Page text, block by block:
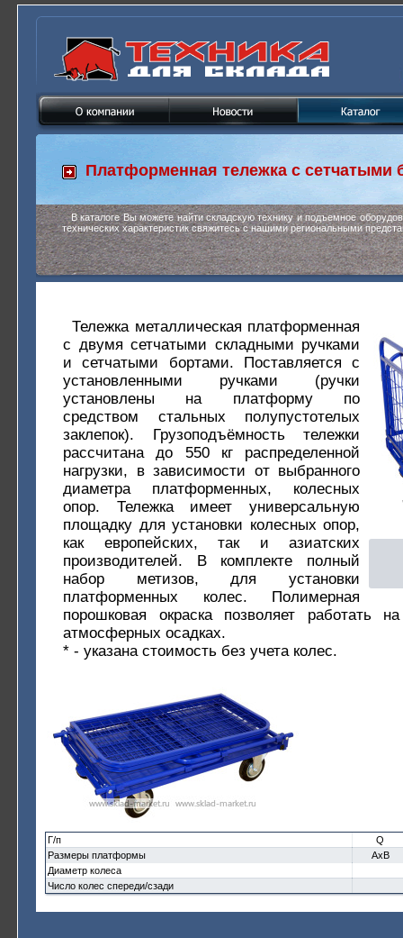
Платформенная тележка с сетчатыми
В каталоге Вы можете найти складскую технику и подъемное
технических характеристик свяжитесь с нашими региональными
Тележка металлическая платформенная
с двумя сетчатыми складными ручками
и сетчатыми бортами. Поставляется с
установленными ручками (ручки
установлены на платформу по
средством стальных полупустотелых
заклепок). Грузоподъёмность тележки
рассчитана до 550 кг распределенной
нагрузки, в зависимости от выбранного
диаметра платформенных, колесных
опор. Тележка имеет универсальную
площадку для установки колесных опор,
как европейских, так и азиатских
производителей. В комплекте полный
набор метизов, для установки
платформенных колес. Полимерная
порошковая окраска позволяет работать
атмосферных осадках.
* - указана стоимость без учета колес.
Г/п
Q
Размеры платформы
AxB
Диаметр колеса
Число колес спереди/сзади